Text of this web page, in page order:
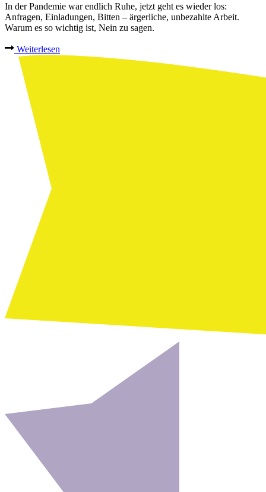
In der Pandemie war endlich Ruhe, jetzt geht es wieder los:
Anfragen, Einladungen, Bitten – ärgerliche, unbezahlte Arbeit.
Warum es so wichtig ist, Nein zu sagen.
Weiterlesen